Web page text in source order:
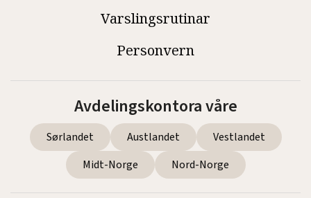
Varslingsrutinar
Personvern
Avdelingskontora våre
Sørlandet Austlandet
Vestlandet
Midt-Norge
Nord-Norge